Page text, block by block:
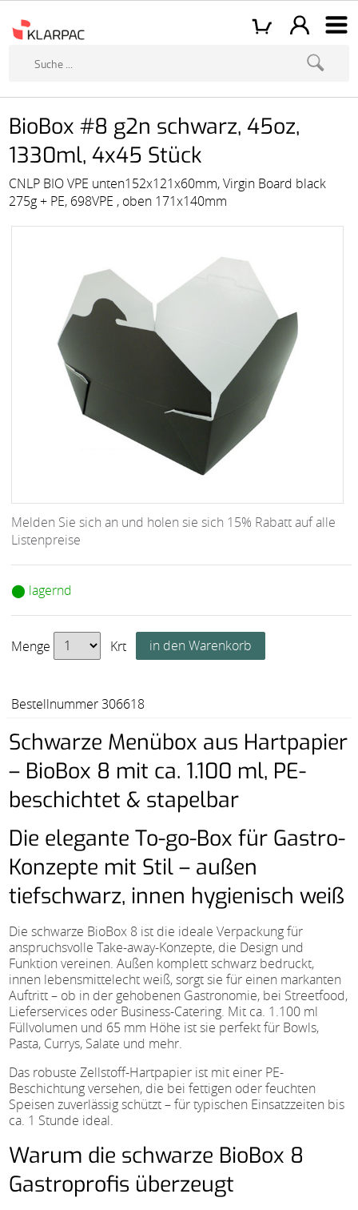
BioBox #8 g2n schwarz, 45oz,
1330ml, 4x45 Stück
CNLP BIO VPE unten152x121x60mm, Virgin Board black
275g + PE, 698VPE , oben 171x140mm
Melden Sie sich an und holen sie sich 15% Rabatt auf alle
Listenpreise
⬤ lagernd
Menge Krt
Bestellnummer 306618
Schwarze Menübox aus Hartpapier
– BioBox 8 mit ca. 1.100 ml, PE-
beschichtet & stapelbar
Die elegante To-go-Box für Gastro-
Konzepte mit Stil – außen
tiefschwarz, innen hygienisch weiß
Die schwarze BioBox 8 ist die ideale Verpackung für
anspruchsvolle Take-away-Konzepte, die Design und
Funktion vereinen. Außen komplett schwarz bedruckt,
innen lebensmittelecht weiß, sorgt sie für einen markanten
Auftritt – ob in der gehobenen Gastronomie, bei Streetfood,
Lieferservices oder Business-Catering. Mit ca. 1.100 ml
Füllvolumen und 65 mm Höhe ist sie perfekt für Bowls,
Pasta, Currys, Salate und mehr.
Das robuste Zellstoff-Hartpapier ist mit einer PE-
Beschichtung versehen, die bei fettigen oder feuchten
Speisen zuverlässig schützt – für typischen Einsatzzeiten bis
ca. 1 Stunde ideal.
Warum die schwarze BioBox 8
Gastroprofis überzeugt